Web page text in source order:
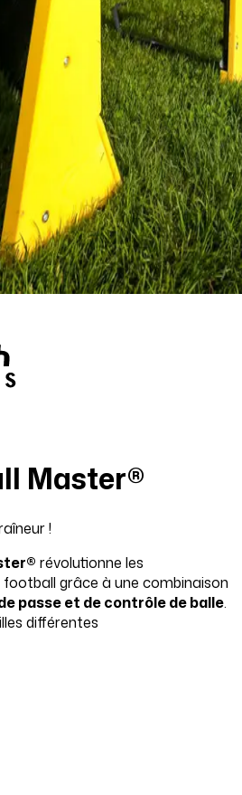
Master®
!
révolutionne les
grâce à une combinaison
passe et de contrôle de balle.
différentes